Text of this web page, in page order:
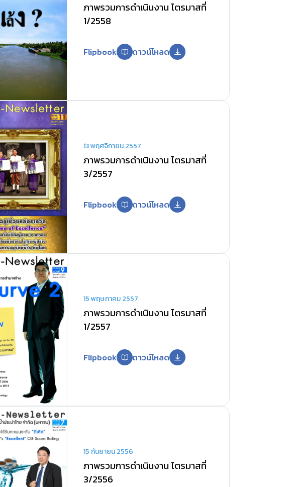
ภาพรวมการดำเนินงาน ไตรมาสที่
1/2558
Flipbook ดาวน์โหลด
13 พฤศจิกายน 2557
ภาพรวมการดำเนินงาน ไตรมาสที่
3/2557
Flipbook ดาวน์โหลด
15 พฤษภาคม 2557
ภาพรวมการดำเนินงาน ไตรมาสที่
1/2557
Flipbook ดาวน์โหลด
15 กันยายน 2556
ภาพรวมการดำเนินงาน ไตรมาสที่
3/2556